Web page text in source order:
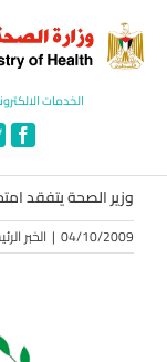
content
الخدمات
وزير الصحة يتفقد
04/10/2009
| الخبر